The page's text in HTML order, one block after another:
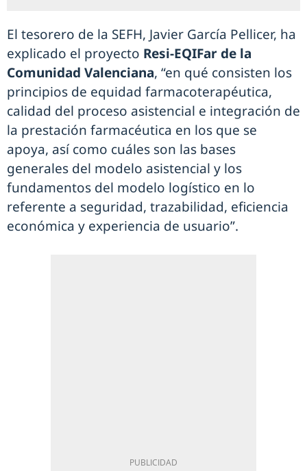
El tesorero de la SEFH, Javier García Pellicer, ha
explicado el proyecto Resi-EQIFar de la
Comunidad Valenciana, “en qué consisten los
principios de equidad farmacoterapéutica,
calidad del proceso asistencial e integración de
la prestación farmacéutica en los que se
apoya, así como cuáles son las bases
generales del modelo asistencial y los
fundamentos del modelo logístico en lo
referente a seguridad, trazabilidad, eficiencia
económica y experiencia de usuario”.